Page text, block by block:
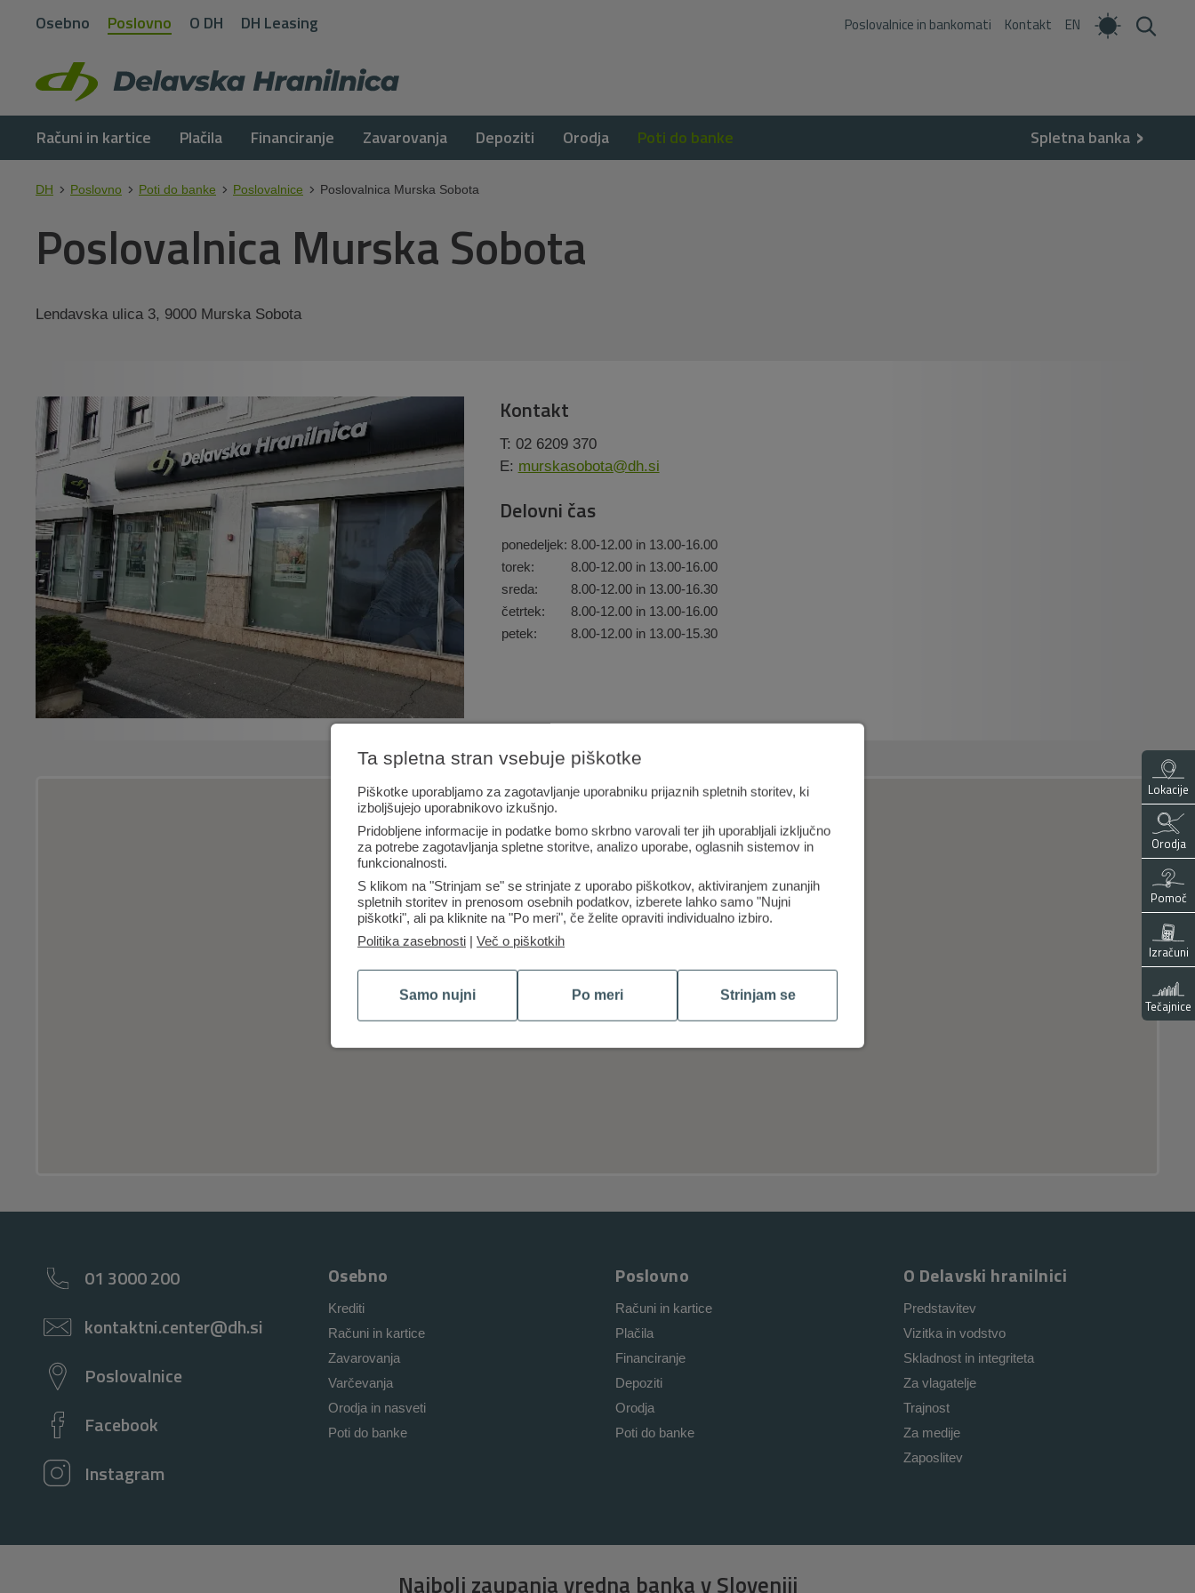
Osebno Poslovno O DH DH Leasing
Računi in kartice Plačila Financiranje Zavarovanja Depoziti Orodja Poti do banke
Poslovalnice in bankomati Kontakt EN
Spletna banka
DH Poslovno Poti do banke Poslovalnice Poslovalnica Murska Sobota
Poslovalnica Murska Sobota
Lendavska ulica 3, 9000 Murska Sobota
Kontakt
T: 02 6209 370
E: murskasobota@dh.si
Delovni čas
ponedeljek: 8.00-12.00 in 13.00-16.00
torek:
8.00-12.00 in 13.00-16.00
sreda:
8.00-12.00 in 13.00-16.30
četrtek:
8.00-12.00 in 13.00-16.00
petek:
8.00-12.00 in 13.00-15.30
01 3000 200
kontaktni.center@dh.si
Poslovalnice
Facebook
Instagram
Osebno
Krediti
Računi in kartice
Zavarovanja
Varčevanja
Orodja in nasveti
Poti do banke
Poslovno
Računi in kartice
Plačila
Financiranje
Depoziti
Orodja
Poti do banke
O Delavski hranilnici
Predstavitev
Vizitka in vodstvo
Skladnost in integriteta
Za vlagatelje
Trajnost
Za medije
Zaposlitev
Najbolj zaupanja vredna banka v Sloveniji
Lokacije
Orodja
Pomoč
Izračuni
Tečajnice
Ta spletna stran vsebuje piškotke
Piškotke uporabljamo za zagotavljanje uporabniku prijaznih spletnih storitev, ki
izboljšujejo uporabnikovo izkušnjo.
Pridobljene informacije in podatke bomo skrbno varovali ter jih uporabljali izključno
za potrebe zagotavljanja spletne storitve, analizo uporabe, oglasnih sistemov in
funkcionalnosti.
S klikom na "Strinjam se" se strinjate z uporabo piškotkov, aktiviranjem zunanjih
spletnih storitev in prenosom osebnih podatkov, izberete lahko samo "Nujni
piškotki", ali pa kliknite na "Po meri", če želite opraviti individualno izbiro.
Politika zasebnosti | Več o piškotkih
Samo nujni Po meri Strinjam se